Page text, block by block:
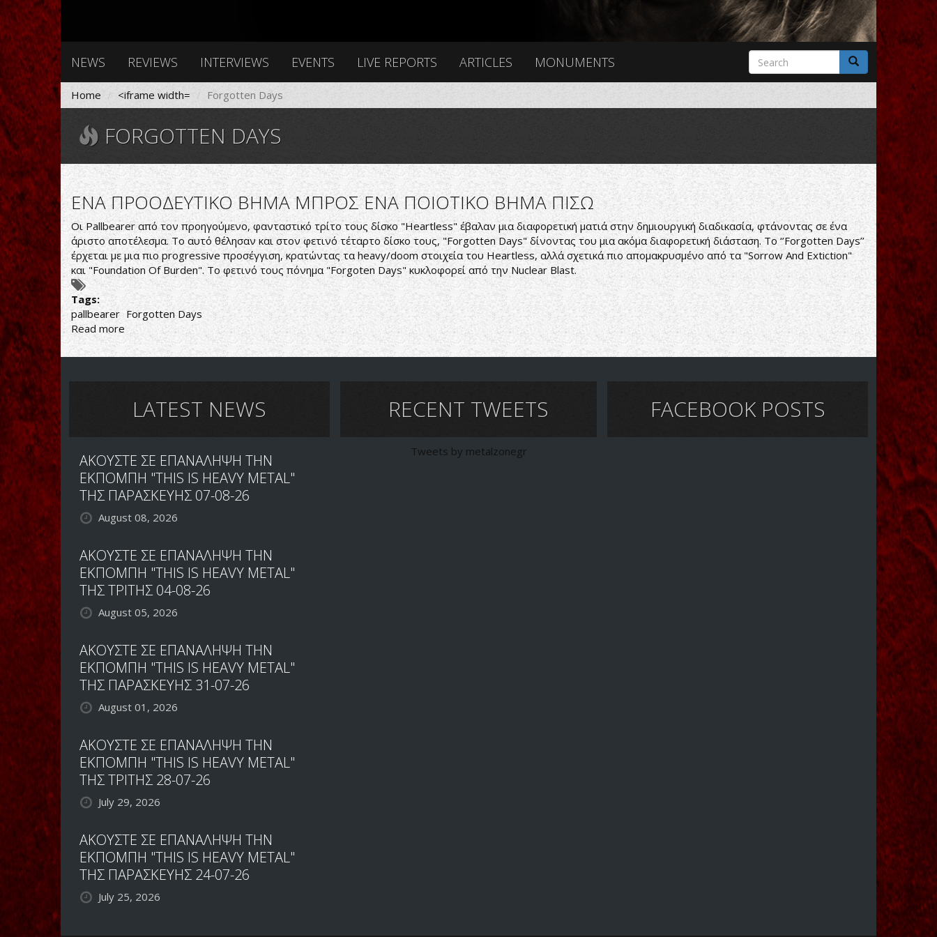
NEWS REVIEWS INTERVIEWS EVENTS LIVE REPORTS ARTICLES MONUMENTS
Search
form
Search
Home <iframe width= Forgotten Days
FORGOTTEN DAYS
ΕΝΑ ΠΡΟΟΔΕΥΤΙΚΟ ΒΗΜΑ ΜΠΡΟΣ ΕΝΑ ΠΟΙΟΤΙΚΟ ΒΗΜΑ ΠΙΣΩ
Οι Pallbearer από τον προηγούμενο, φανταστικό τρίτο τους δίσκο "Heartless" έβαλαν μια διαφορετική ματιά στην δημιουργική διαδικασία, φτάνοντας σε ένα
άριστο αποτέλεσμα. Το αυτό θέλησαν και στον φετινό τέταρτο δίσκο τους, "Forgotten Days" δίνοντας του μια ακόμα διαφορετική διάσταση. Το ‘’Forgotten Days’’
έρχεται με μια πιο progressive προσέγγιση, κρατώντας τα heavy/doom στοιχεία του Heartless, αλλά σχετικά πιο απομακρυσμένο από τα "Sorrow And Extiction"
και "Foundation Of Burden". Το φετινό τους πόνημα "Forgoten Days" κυκλοφορεί από την Nuclear Blast.
Tags:
pallbearer Forgotten Days
Read more about
ΕΝΑ
ΠΡΟΟΔΕΥΤΙΚΟ
ΕΝΑ
ΠΟΙΟΤΙΚΟ
LATEST NEWS
ΑΚΟΥΣΤΕ ΣΕ ΕΠΑΝΑΛΗΨΗ ΤΗΝ
ΕΚΠΟΜΠΗ "THIS IS HEAVY METAL"
ΤΗΣ ΠΑΡΑΣΚΕΥΗΣ 07-08-26
August 08, 2026
ΑΚΟΥΣΤΕ ΣΕ ΕΠΑΝΑΛΗΨΗ ΤΗΝ
ΕΚΠΟΜΠΗ "THIS IS HEAVY METAL"
ΤΗΣ ΤΡΙΤΗΣ 04-08-26
August 05, 2026
ΑΚΟΥΣΤΕ ΣΕ ΕΠΑΝΑΛΗΨΗ ΤΗΝ
ΕΚΠΟΜΠΗ "THIS IS HEAVY METAL"
ΤΗΣ ΠΑΡΑΣΚΕΥΗΣ 31-07-26
August 01, 2026
ΑΚΟΥΣΤΕ ΣΕ ΕΠΑΝΑΛΗΨΗ ΤΗΝ
ΕΚΠΟΜΠΗ "THIS IS HEAVY METAL"
ΤΗΣ ΤΡΙΤΗΣ 28-07-26
July 29, 2026
ΑΚΟΥΣΤΕ ΣΕ ΕΠΑΝΑΛΗΨΗ ΤΗΝ
ΕΚΠΟΜΠΗ "THIS IS HEAVY METAL"
ΤΗΣ ΠΑΡΑΣΚΕΥΗΣ 24-07-26
July 25, 2026
RECENT TWEETS
Tweets by metalzonegr
FACEBOOK POSTS